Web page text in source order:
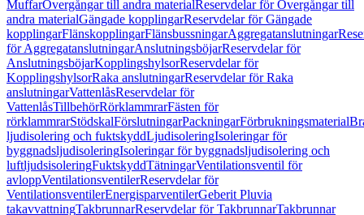
MuffarÖvergångar till andra materialReservdelar för Övergångar till
andra materialGängade kopplingarReservdelar för Gängade
kopplingarFlänskopplingarFlänsbussningarAggregatanslutningar
för AggregatanslutningarAnslutningsböjarReservdelar för
AnslutningsböjarKopplingshylsorReservdelar för
KopplingshylsorRaka anslutningarReservdelar för Raka
anslutningarVattenlåsReservdelar för
VattenlåsTillbehörRörklammrarFästen för
rörklammrarStödskalFörslutningarPackningarFörbrukningsmaterial
ljudisolering och fuktskyddLjudisoleringIsoleringar för
byggnadsljudisoleringIsoleringar för byggnadsljudisolering och
luftljudsisoleringFuktskyddTätningarVentilationsventil för
avloppVentilationsventilerReservdelar för
VentilationsventilerEnergisparventilerGeberit Pluvia
takavvattningTakbrunnarReservdelar för TakbrunnarTakbrunnar